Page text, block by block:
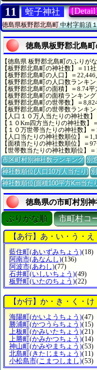
11 蛭子神社
徳島県板野郡北島町中村字前須
徳島県板野郡北島
【徳島県 板野郡北島町のふりが
【板野郡北島町の神社数】＝11社
【板野郡北島町の人口】＝22,446
【板野郡北島町の人口数ランキ
【板野郡北島町の面積】＝8.74平
【板野郡北島町の面積ランキン
【板野郡北島町の世帯数】＝
【板野郡北島町の世帯数ランキ
【人口１０万人当たりの神社数
【１０Km四方当たりの神社数】
【１０万世帯当たりの神社数】
【人口当たりの神社数順位】＝
【面積当たりの神社数順位】＝
【世帯数当たりの神社数順位】
市区町村別神社数ランキング 別
神社数順位(人口10万人当たり)
神社数順位(面積100平方Km当た
徳島県の市町村別
ぶりがな順 市町村コ
【あ行】あ・い・う・え
藍住町 (あいずみちょう)
阿南市(あなんし)(136)
阿波市(あわし)(77)
石井町 (いしいちょう)(49)
板野町 (いたのちょう)(22)
【か行】か・き・く・け
海陽町(かいようちょう)
勝浦町(かつうらちょう)
上板町(かみいたちょう)
上勝町(かみかつちょう)
神山町(かみやまちょう)
北島町(きたじまちょう)
小松島市(こまつしまし)